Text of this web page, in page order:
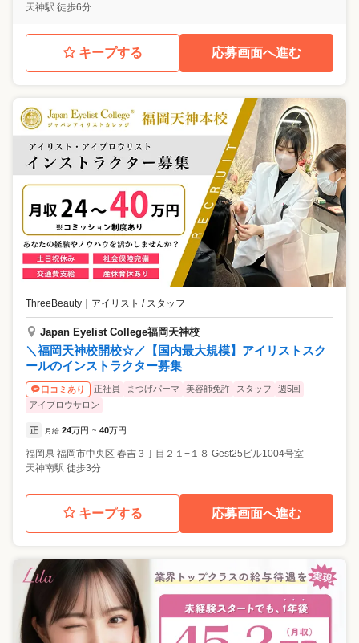
天神駅 徒歩6分
キープする 応募画面へ進む
ThreeBeauty ｜ アイリスト / スタッフ
Japan Eyelist College福岡天神校
＼福岡天神校開校☆／【国内最大規模】アイリストスク
ールのインストラクター募集
口コミあり 正社員 まつげパーマ 美容師免許 スタッフ
週5回
アイブロウサロン
正 月給 24万円 ~ 40万円
福岡県 福岡市中央区 春吉３丁目２１−１８ Gest25ビル1004号室
天神南駅 徒歩3分
キープする 応募画面へ進む